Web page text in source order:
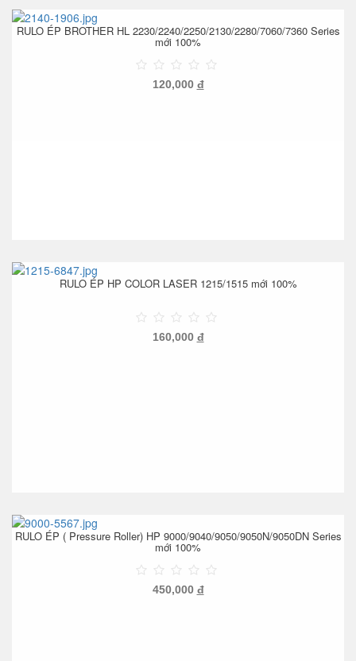
RULO ÉP BROTHER HL 2230/2240/2250/2130/2280/7060/7360 Series
mới 100%
120,000 đ
RULO ÉP HP COLOR LASER 1215/1515 mới 100%
160,000 đ
RULO ÉP ( Pressure Roller) HP 9000/9040/9050/9050N/9050DN Series
mới 100%
450,000 đ